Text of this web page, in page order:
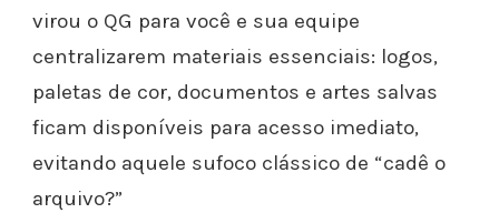
virou o QG para você e sua equipe
centralizarem materiais essenciais: logos,
paletas de cor, documentos e artes salvas
ficam disponíveis para acesso imediato,
evitando aquele sufoco clássico de “cadê o
arquivo?”